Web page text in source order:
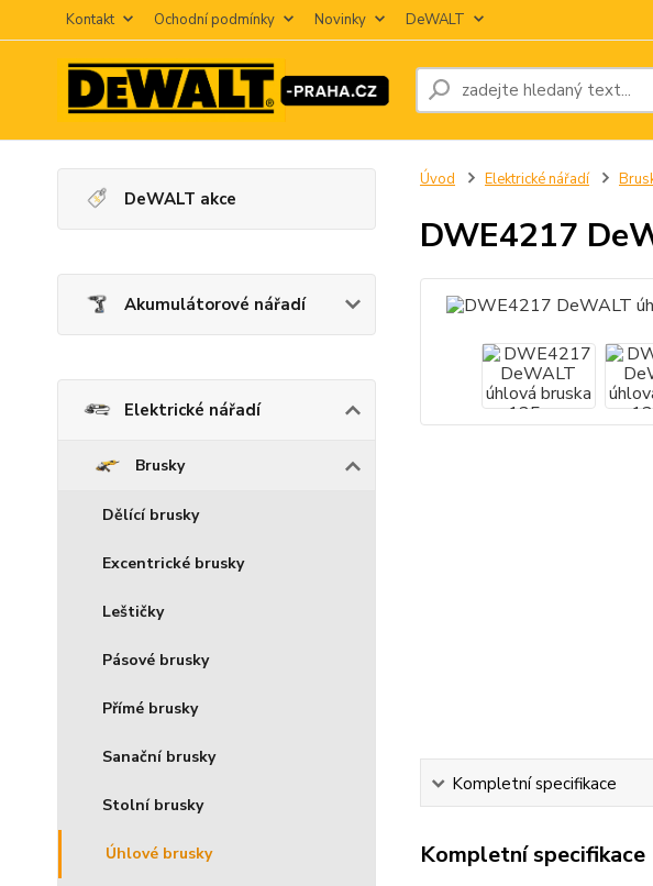
Kontakt Ochodní podmínky Novinky DeWALT
DeWALT akce
Akumulátorové nářadí
Elektrické nářadí
Brusky
Dělící brusky
Excentrické brusky
Leštičky
Pásové brusky
Přímé brusky
Sanační brusky
Stolní brusky
Úhlové brusky
Úvod Elektrické nářadí
DWE4217
Kompletní specifikace
Kompletní specifikace